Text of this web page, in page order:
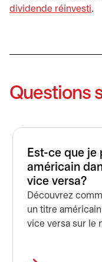
dividende réinvesti.
Questions
Est-ce que je
américain
vice versa?
Découvrez
un titre
vice versa sur le